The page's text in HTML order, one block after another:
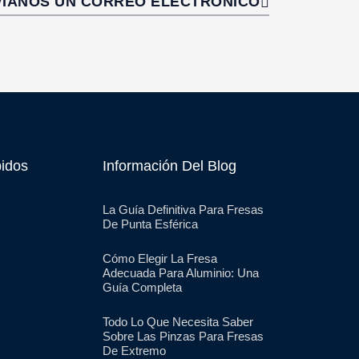
Información Del Blog
La Guía Definitiva Para Fresas
De Punta Esférica
Cómo Elegir La Fresa
Adecuada Para Aluminio: Una
Guía Completa
Todo Lo Que Necesita Saber
Sobre Las Pinzas Para Fresas
De Extremo